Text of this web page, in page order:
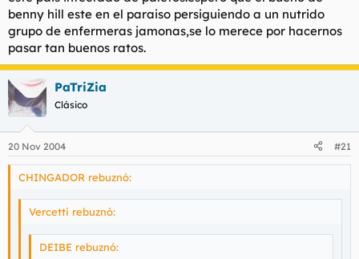
benny hill este en el paraiso persiguiendo a un nutrido
grupo de enfermeras jamonas,se lo merece por hacernos
pasar tan buenos ratos.
PaTriZia
Clásico
20 Nov 2004 #21
CHINGADOR rebuznó:
Vercetti rebuznó:
DEIBE rebuznó: